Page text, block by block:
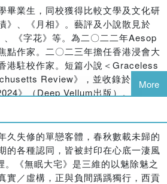
對成長的告別式。
文推薦
畢業生，同校獲得比較文學及文化研
》、《月相》。藝評及小說散見於
、《字花》等。為二〇二二年Aesop
點作家。二〇二三年擔任香港浸會大
港駐校作家。短篇小說＜Graceless
Review》，並收錄於《Best
》（Deep Vellum出版）。
More
久失修的單戀客體，春秋數載未歸的
的各種認同，皆被封印在心底一淒風
《無眠大宅》是三維的以魅除魅之
實／虛構，正與負間踽踽獨行，西貢